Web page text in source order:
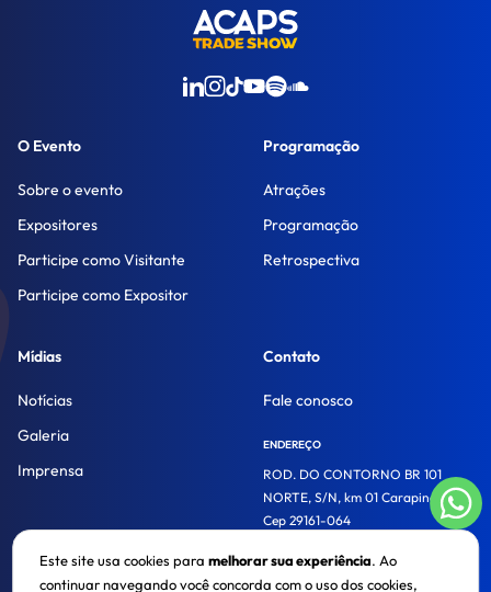
O Evento
Sobre o evento
Expositores
Participe como Visitante
Participe como Expositor
Programação
Atrações
Programação
Retrospectiva
Mídias
Notícias
Galeria
Imprensa
Contato
Fale conosco
ENDEREÇO
ROD. DO CONTORNO BR 101
NORTE, S/N, km 01 Carapina/ES -
Cep 29161-064
Este site usa cookies paramelhorar sua experiência. Ao
continuar navegando você concorda com o uso dos cookies,